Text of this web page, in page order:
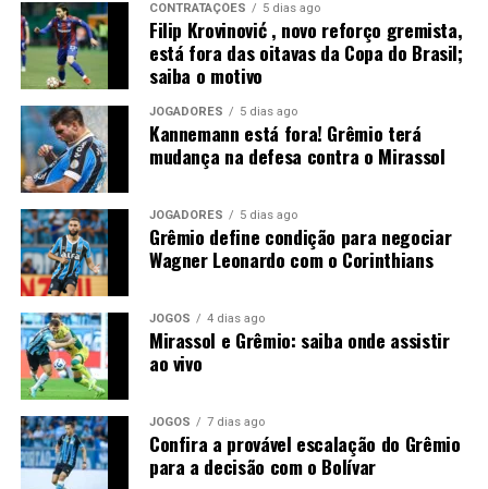
Além disso, o novo reforço também representou a
Croácia nas categorias de base, defendendo as seleções
sub-19 e sub-21. Embora nunca tenha se firmado na
equipe principal do país, acumulou experiência
internacional e participou de competições importantes
no continente europeu. Por isso, chega ao Tricolor com
um currículo sólido e a expectativa de agregar qualidade
técnica e experiência ao meio-campo gremista.
Ficha técnica
Nome: Filip Krovinović
Idade
: 30 anos (29/8/1995)
Naturalidade
Clubes
: Lokomotiva Zagreb (2004-2007), Dinamo
Zagreb (2007-2009), NK Zagreb (2009-2015), Rio
Ave (2015-2017), Benfica (2017-2021), West
CONTRATAÇÕES 5 dias ago
Filip Krovinović , novo reforço gremista,
está fora das oitavas da Copa do Brasil;
saiba o motivo
JOGADORES 5 dias ago
Kannemann está fora! Grêmio terá
mudança na defesa contra o Mirassol
JOGADORES 5 dias ago
Grêmio define condição para negociar
Wagner Leonardo com o Corinthians
JOGOS 4 dias ago
Mirassol e Grêmio: saiba onde assistir
ao vivo
JOGOS 7 dias ago
Confira a provável escalação do Grêmio
para a decisão com o Bolívar